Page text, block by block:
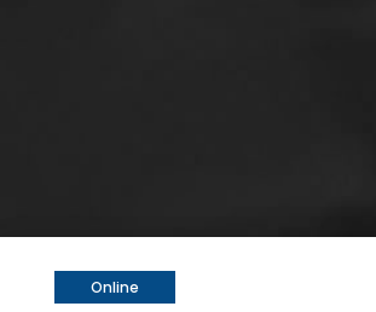
Online